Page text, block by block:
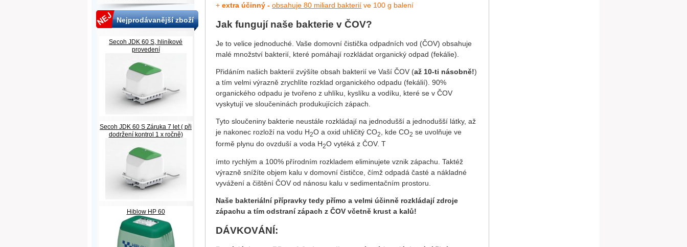
+ extra účinný - obsahuje 80 miliard bakterií ve 100 g balení
Jak fungují naše bakterie v ČOV?
Je to velice jednoduché. Vaše domovní čistička odpadních vod (ČOV) obsahuje
malé množství bakterií, které pomáhají rozkládat organický odpad (fekálie).
Přidáním našich bakterií zvýšíte obsah bakterií ve Vaší ČOV (až 10-ti násobně!)
a tím velmi výrazně zrychlíte rozklad organického odpadu (fekálií). 90%
organického odpadu je tvořeno z uhlíku, kyslíku a vodíku, které se v ČOV
vyskytují ve sloučeninách produkujících zápach.
Tyto sloučeniny bakterie neustále rozkládají na jednodušší a jednodušší látky, až
je nakonec rozloží na vodu H2O a oxid uhličitý CO2 , kde CO2 se uvolňuje ve
formě plynu do ovzduší a voda H2O vytéká z ČOV. T
ímto rychlým a 100% přírodním rozkladem eliminujete vznik zápachu. Taktéž
výrazně snížíte objem kalu v domovní čističce, čímž odpadá časté a nákladné
vyvážení a čištění ČOV od nánosu kalu v sedimentačním prostoru.
Naše bakteriální přípravky tedy přímo a velmi účinně rozkládají zdroje
zápachu a tím odstraní zápach z ČOV včetně krust a kalů!
DÁVKOVÁNÍ:
Nejprodávanější zboží
Secoh JDK 60 S, hliníkové
provedení
Secoh JDK 60 S Záruka 7 let ( při
dodržení kontrol 1 x ročně)
Hiblow HP 60